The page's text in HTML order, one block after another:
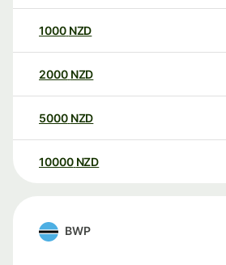
1000 NZD
2000 NZD
5000 NZD
10000 NZD
BWP